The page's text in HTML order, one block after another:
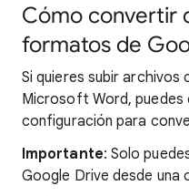
Cómo convertir
formatos de
Si quieres subir
Microsoft Word, puedes
configuración para
Importante: Solo
Google Drive desde una